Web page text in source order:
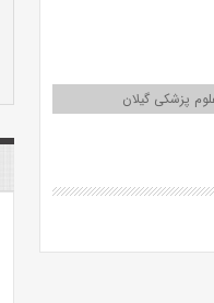
پزشکی گیلان